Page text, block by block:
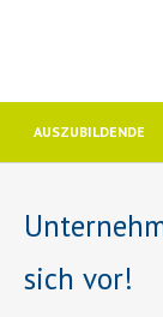
AUSZUBILDENDE
sich vor!